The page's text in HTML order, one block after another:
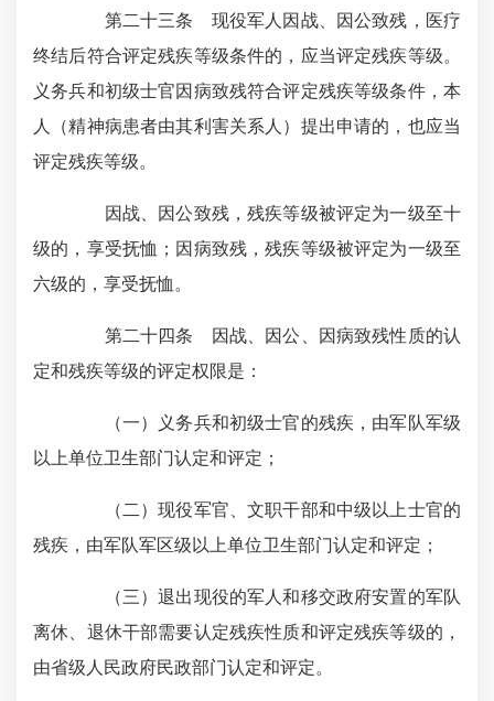
第二十三条 现役军人因战、因公致残，医疗
终结后符合评定残疾等级条件的，应当评定残疾等级。
义务兵和初级士官因病致残符合评定残疾等级条件，本
人（精神病患者由其利害关系人）提出申请的，也应当
评定残疾等级。
因战、因公致残，残疾等级被评定为一级至十
级的，享受抚恤；因病致残，残疾等级被评定为一级至
六级的，享受抚恤。
第二十四条 因战、因公、因病致残性质的认
定和残疾等级的评定权限是：
（一）义务兵和初级士官的残疾，由军队军级
以上单位卫生部门认定和评定；
（二）现役军官、文职干部和中级以上士官的
残疾，由军队军区级以上单位卫生部门认定和评定；
（三）退出现役的军人和移交政府安置的军队
离休、退休干部需要认定残疾性质和评定残疾等级的，
由省级人民政府民政部门认定和评定。